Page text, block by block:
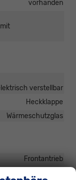
vorhanden
verstellbar
Heckklappe
Wärmeschutzglas
Frontantrieb